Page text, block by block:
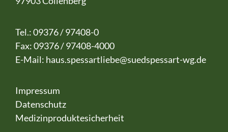
Tel.: 09376 / 97408-0
Fax: 09376 / 97408-4000
E-Mail: haus.spessartliebe@suedspessart-wg.de
Impressum
Datenschutz
Medizinproduktesicherheit